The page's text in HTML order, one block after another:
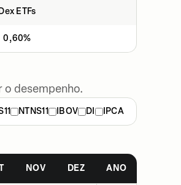
Dex ETFs
0,60%
o desempenho.
NTNS11 IBOV DI
IPCA
NOV DEZ ANO